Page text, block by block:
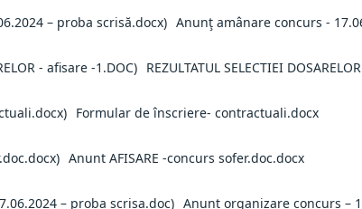
Anunţ amânare concurs -
REZULTATUL SELECTIEI
Formular de înscriere- contractuali.docx
Anunt AFISARE -concurs sofer.doc.docx
Anunt organizare concurs –